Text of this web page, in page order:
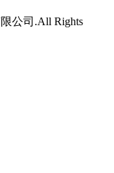
公司.All Rights